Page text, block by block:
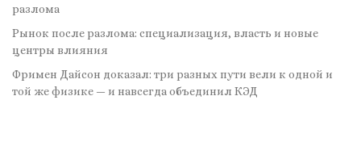
разлома
Рынок после разлома: специализация, власть и новые
центры влияния
Фримен Дайсон доказал: три разных пути вели к одной и
той же физике — и навсегда объединил КЭД